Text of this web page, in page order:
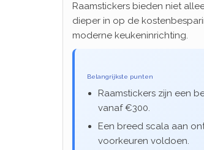
Raamstickers bieden niet
dieper in op de
moderne keukeninrichting.
Belangrijkste punten
Raamstickers zijn een
vanaf €300.
Een breed scala aan
voorkeuren voldoen.